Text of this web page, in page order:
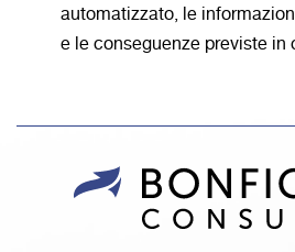
automatizzato, le
e le conseguenze previste